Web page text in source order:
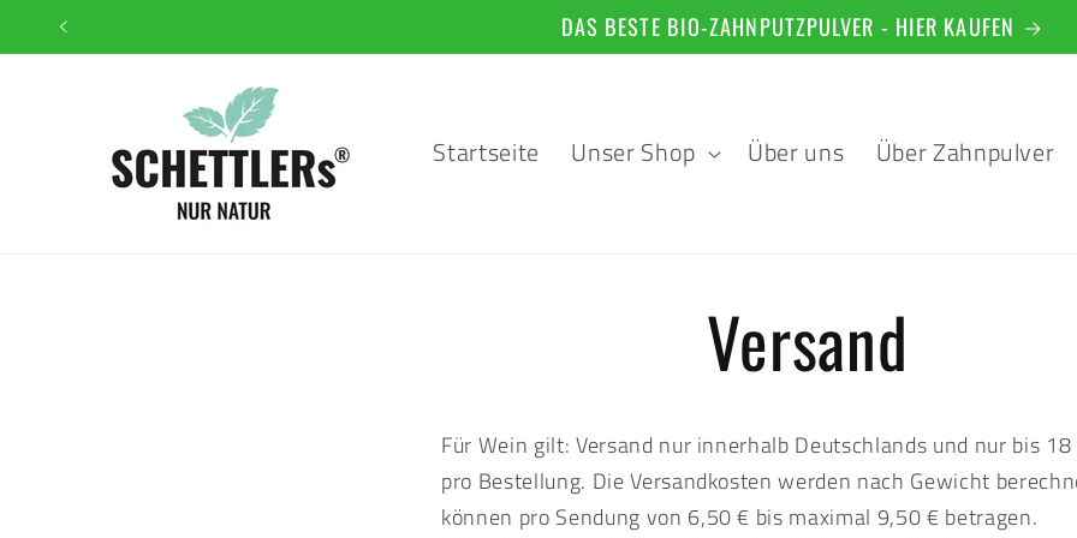
zum
Inhalt
DAS BESTE BIO-ZAHNPUTZPULVER - HIER KAUFEN
Startseite Unser Shop Über uns Über Zahnpulver
Versand
Für Wein gilt: Versand nur innerhalb Deutschlands und nur bis 18
pro Bestellung. Die Versandkosten werden nach Gewicht
können pro Sendung von 6,50 € bis maximal 9,50 € betragen.